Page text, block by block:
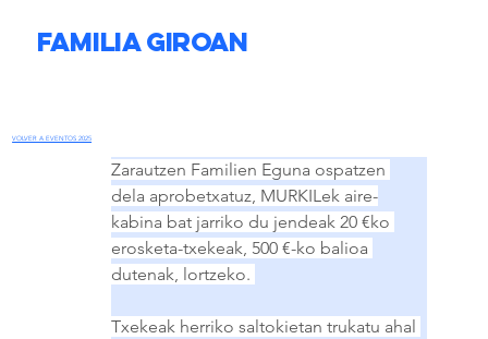
Familia Giroan
VOLVER A EVENTOS 2025
Zarautzen Familien Eguna ospatzen
dela aprobetxatuz, MURKILek aire-
kabina bat jarriko du jendeak 20 €ko
erosketa-txekeak, 500 €-ko balioa
dutenak, lortzeko.
Txekeak herriko saltokietan trukatu ahal